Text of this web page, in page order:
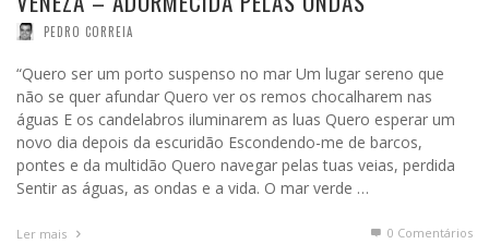
PEDRO CORREIA
“Quero ser um porto suspenso no mar Um lugar sereno que
não se quer afundar Quero ver os remos chocalharem nas
águas E os candelabros iluminarem as luas Quero esperar um
novo dia depois da escuridão Escondendo-me de barcos,
pontes e da multidão Quero navegar pelas tuas veias, perdida
Sentir as águas, as ondas e a vida. O mar verde …
Ler mais 0 Comentários